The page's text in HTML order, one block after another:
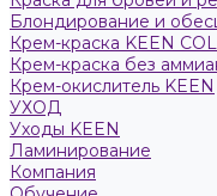
Блондирование и
Крем-краска KEEN
Крем-краска без
Крем-окислитель KEEN
УХОД
Уходы KEEN
Ламинирование
Компания